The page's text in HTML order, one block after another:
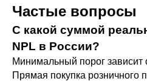
Частые вопросы
С какой суммой
NPL в России?
Минимальный порог зависит
Прямая покупка розничного